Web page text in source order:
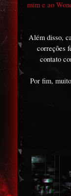
mim e ao
Além disso,
correções
contato
Por fim,